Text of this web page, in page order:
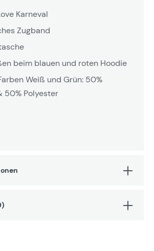
Karneval
Zugband
beim blauen und roten Hoodie
Weiß und Grün: 50%
50% Polyester